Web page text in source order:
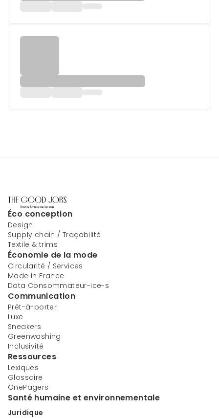
Éco conception
Design
Supply chain / Traçabilité
Textile & trims
Économie de la mode
Circularité / Services
Made in France
Data Consommateur-ice-s
Communication
Prêt-à-porter
Luxe
Sneakers
Greenwashing
Inclusivité
Ressources
Lexiques
Glossaire
OnePagers
Santé humaine et environnementale
Juridique